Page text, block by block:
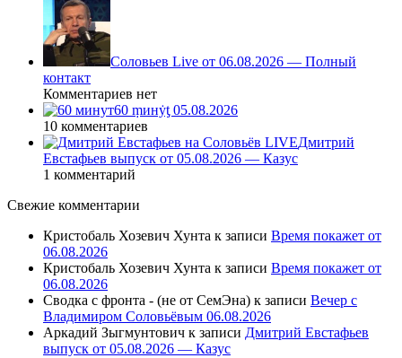
Соловьев Live от 06.08.2026 — Полный
контакт
Комментариев нет
60 ṃинẏƫ 05.08.2026
10 комментариев
Дмитрий
Евстафьев выпуск от 05.08.2026 — Казус
1 комментарий
Свежие комментарии
Кристобаль Хозевич Хунта к записи Время покажет от
06.08.2026
Кристобаль Хозевич Хунта к записи Время покажет от
06.08.2026
Сводка с фронта - (не от СемЭна) к записи Вечер с
Владимиром Соловьёвым 06.08.2026
Аркадий Зыгмунтович к записи Дмитрий Евстафьев
выпуск от 05.08.2026 — Казус